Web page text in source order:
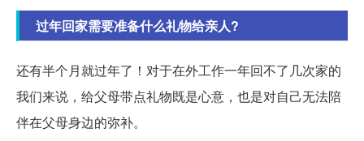
过年回家需要准备什么礼物给亲人?
还有半个月就过年了！对于在外工作一年回不了几次家的
我们来说，给父母带点礼物既是心意，也是对自己无法陪
伴在父母身边的弥补。